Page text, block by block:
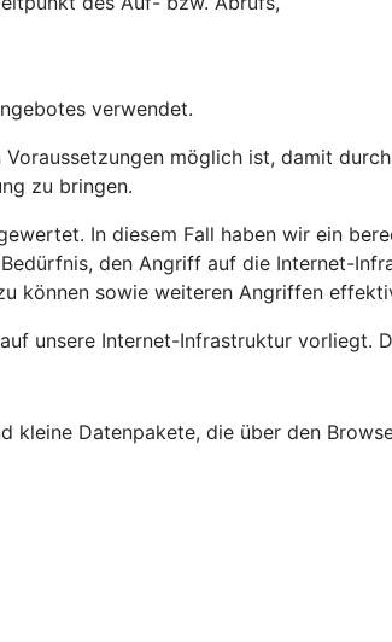
verwendet.
möglich ist, damit
zu bringen.
In diesem Fall haben wir ein
den Angriff auf die Internet-
können sowie weiteren Angriffen
unsere Internet-Infrastruktur vorliegt.
Datenpakete, die über den